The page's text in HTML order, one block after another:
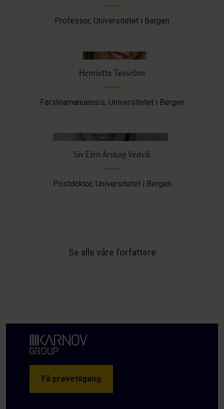
Professor, Universitetet i Bergen
Henriette Tøssebro
Førsteamanuensis, Universitetet i Bergen
Siv Elén Årskog Vedvik
Postdoktor, Universitetet i Bergen
Se alle våre forfattere
Få prøvetilgang